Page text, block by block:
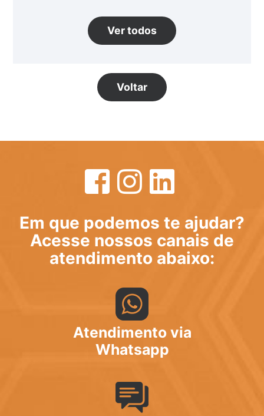
Ver todos
Voltar
Em que podemos te ajudar?
Acesse nossos canais de
atendimento abaixo:
Atendimento via
Whatsapp